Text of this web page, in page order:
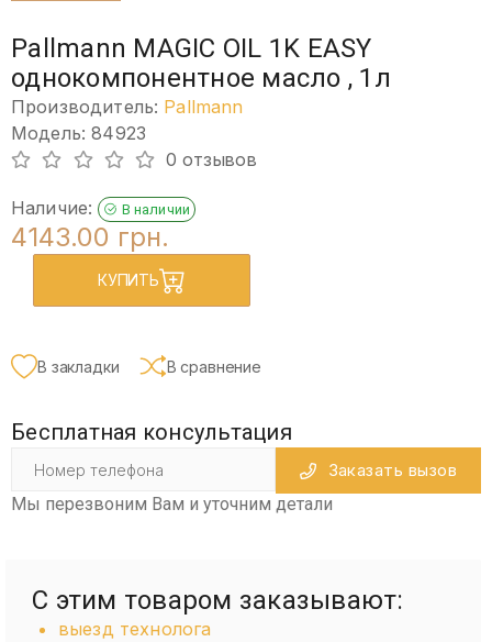
Pallmann MAGIC OIL 1K EASY
однокомпонентное масло , 1л
Производитель: Pallmann
Модель: 84923
0 отзывов
Наличие: В наличии
4143.00 грн.
КУПИТЬ
В закладки В сравнение
Бесплатная консультация
Заказать вызов
Мы перезвоним Вам и уточним детали
С этим товаром заказывают:
выезд технолога